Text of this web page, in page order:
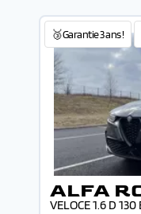
🥉Garantie 3 ans !
ALFA
VELOCE 1.6 D